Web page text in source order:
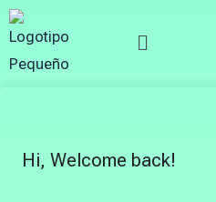
Skip
to
content
Menu
Hi, Welcome back!